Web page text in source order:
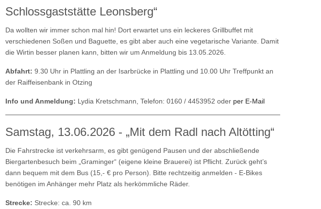
Schlossgaststätte Leonsberg“
Da wollten wir immer schon mal hin! Dort erwartet uns ein leckeres Grillbuffet mit
verschiedenen Soßen und Baguette, es gibt aber auch eine vegetarische Variante. Damit
die Wirtin besser planen kann, bitten wir um Anmeldung bis 13.05.2026.
Abfahrt: 9.30 Uhr in Plattling an der Isarbrücke in Plattling und 10.00 Uhr Treffpunkt an
der Raiffeisenbank in Otzing
Info und Anmeldung: Lydia Kretschmann, Telefon: 0160 / 4453952 oder per E-Mail
Samstag, 13.06.2026 - „Mit dem Radl nach Altötting“
Die Fahrstrecke ist verkehrsarm, es gibt genügend Pausen und der abschließende
Biergartenbesuch beim „Graminger“ (eigene kleine Brauerei) ist Pflicht. Zurück geht’s
dann bequem mit dem Bus (15,- € pro Person). Bitte rechtzeitig anmelden - E-Bikes
benötigen im Anhänger mehr Platz als herkömmliche Räder.
Strecke: Strecke: ca. 90 km